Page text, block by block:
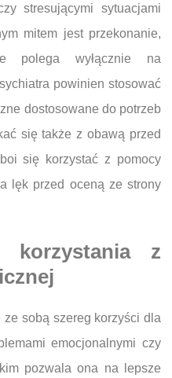
stresującymi sytuacjami
mitem jest przekonanie,
polega wyłącznie na
powinien stosować
dostosowane do potrzeb
się także z obawą przed
się korzystać z pomocy
lęk przed oceną ze strony
korzystania z
sobą szereg korzyści dla
emocjonalnymi czy
pozwala ona na lepsze